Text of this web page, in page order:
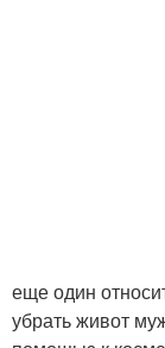
еще один
убрать живот